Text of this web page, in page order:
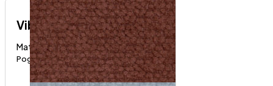
Vibe
Materijali i boje
Pogledaj proizvod